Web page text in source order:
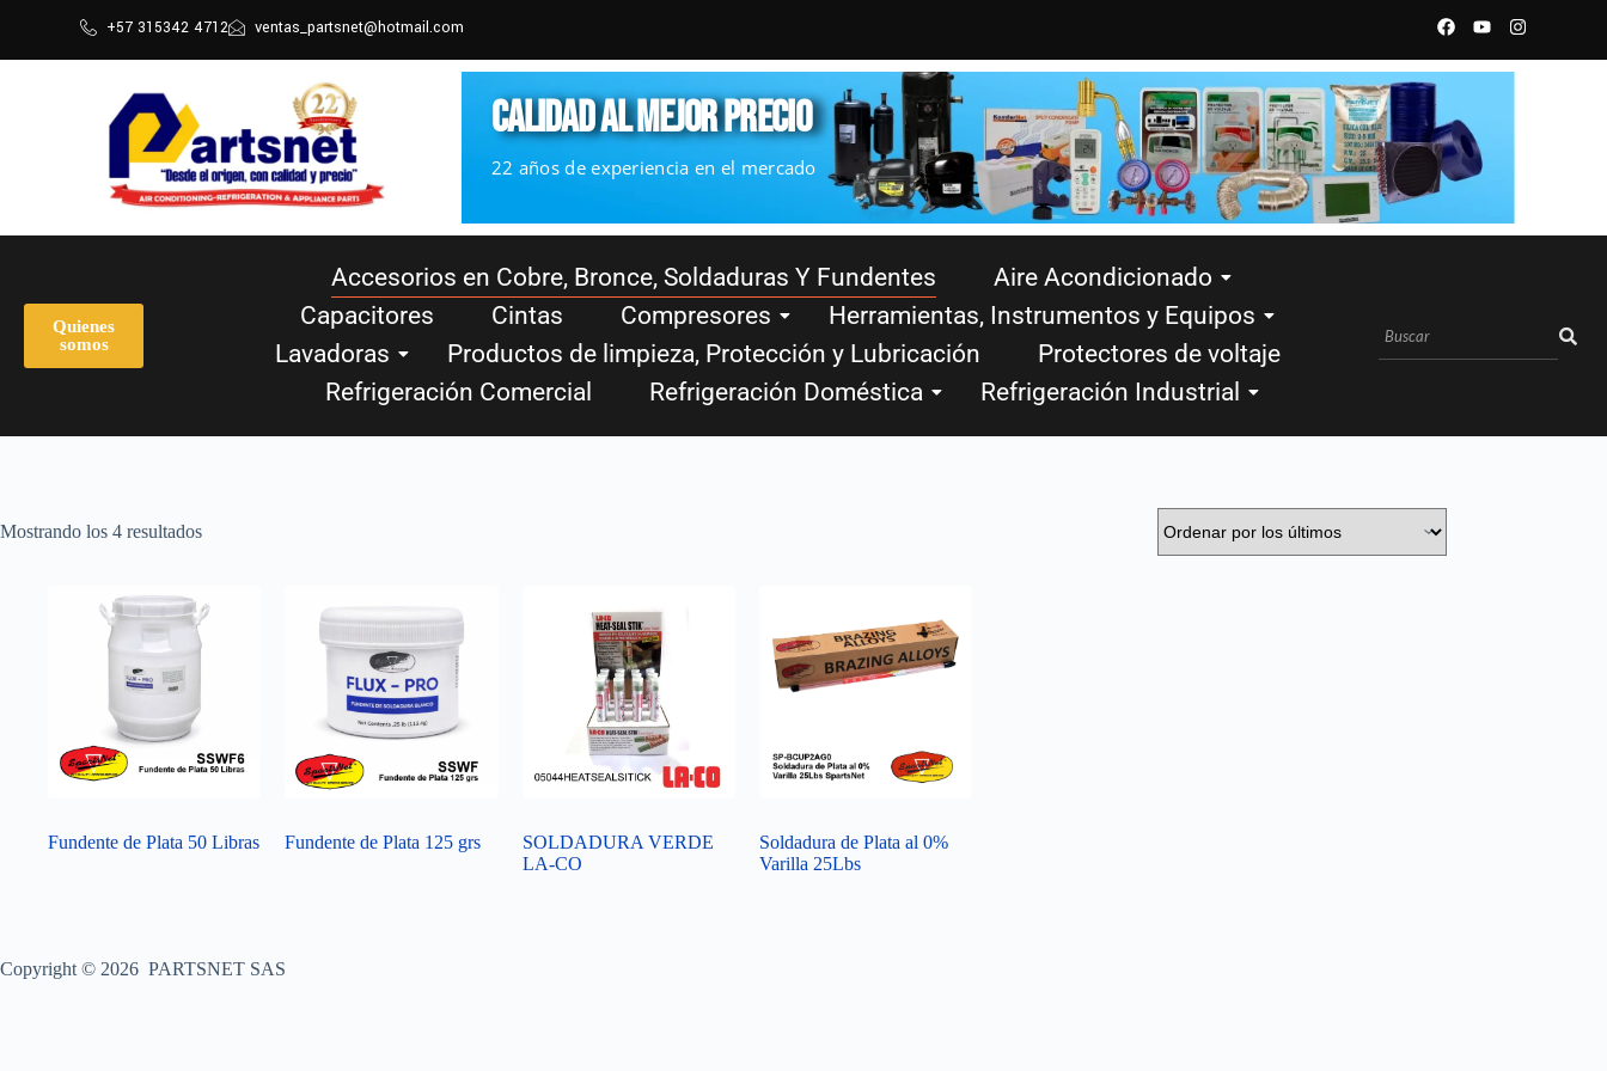
+57 315342 4712 ventas_partsnet@hotmail.com
CALIDAD AL MEJOR PRECIO
22 años de experiencia en el mercado
Quienes
somos
Accesorios en Cobre, Bronce, Soldaduras Y Fundentes
Aire Acondicionado
Capacitores
Cintas Compresores
Herramientas, Instrumentos y Equipos
Lavadoras
Productos de limpieza, Protección y Lubricación
Protectores de voltaje
Refrigeración Comercial
Refrigeración Doméstica Refrigeración Industrial
Mostrando los 4 resultados
Fundente de Plata 50 Libras Fundente de Plata 125 grs
SOLDADURA VERDE
LA-CO
Soldadura de Plata al 0%
Varilla 25Lbs
Copyright © 2026 PARTSNET SAS